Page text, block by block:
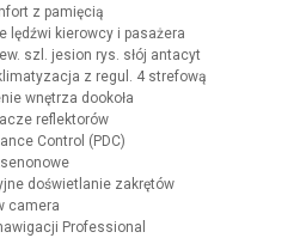
z pamięcią
lędźwi kierowcy i pasażera
szl. jesion rys. słój antacyt
z regul. 4 strefową
wnętrza dookoła
reflektorów
Control (PDC)
doświetlanie zakrętów
camera
Professional